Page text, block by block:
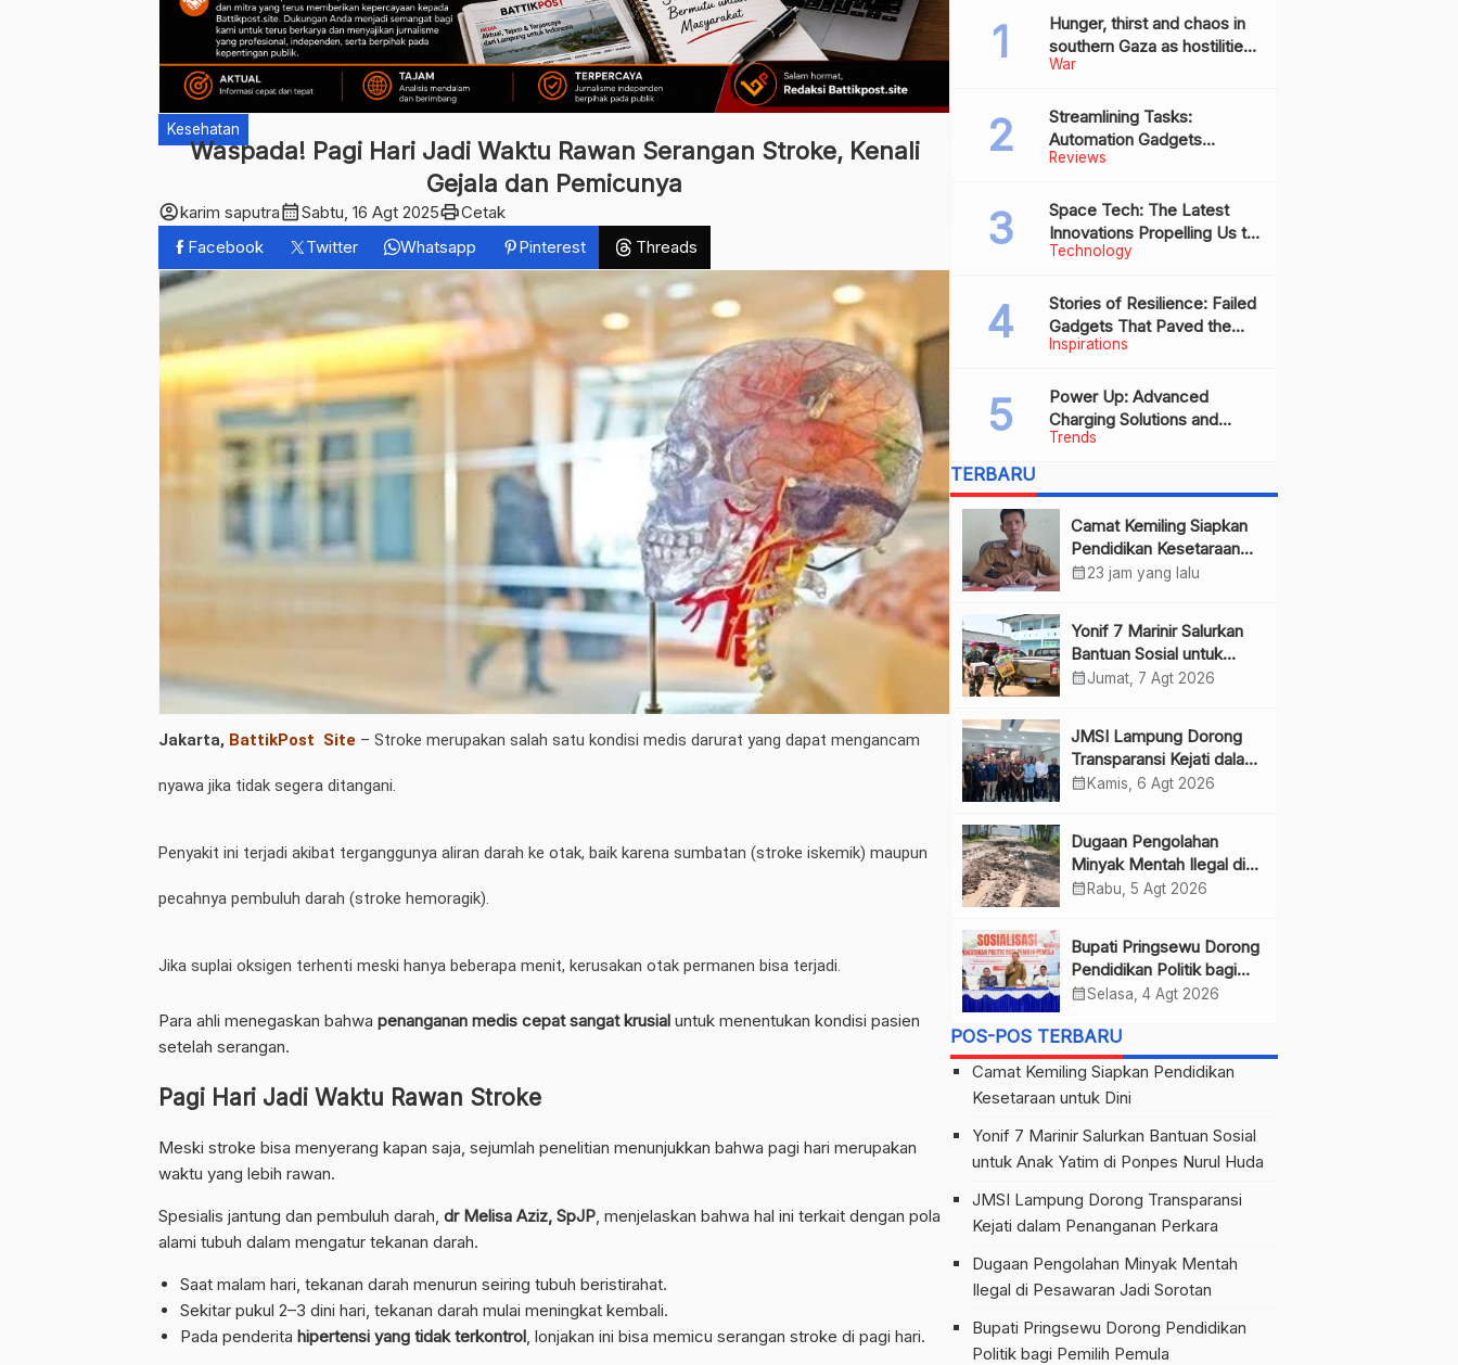
Kesehatan
Waspada! Pagi Hari Jadi Waktu Rawan Serangan Stroke, Kenali
Gejala dan Pemicunya
account_circlekarim saputracalendar_monthSabtu, 16 Agt 2025printCetak
Facebook
Twitter Whatsapp Pinterest Threads
Jakarta, BattikPost Site – Stroke merupakan salah satu kondisi medis darurat yang dapat mengancam
nyawa jika tidak segera ditangani.
Penyakit ini terjadi akibat terganggunya aliran darah ke otak, baik karena sumbatan (stroke iskemik) maupun
pecahnya pembuluh darah (stroke hemoragik).
Jika suplai oksigen terhenti meski hanya beberapa menit, kerusakan otak permanen bisa terjadi.
Para ahli menegaskan bahwa penanganan medis cepat sangat krusial untuk menentukan kondisi pasien
setelah serangan.
Pagi Hari Jadi Waktu Rawan Stroke
Meski stroke bisa menyerang kapan saja, sejumlah penelitian menunjukkan bahwa pagi hari merupakan
waktu yang lebih rawan.
Spesialis jantung dan pembuluh darah, dr Melisa Aziz, SpJP, menjelaskan bahwa hal ini terkait dengan pola
alami tubuh dalam mengatur tekanan darah.
Saat malam hari, tekanan darah menurun seiring tubuh beristirahat.
Sekitar pukul 2–3 dini hari, tekanan darah mulai meningkat kembali.
Pada penderita hipertensi yang tidak terkontrol, lonjakan ini bisa memicu serangan stroke di pagi hari.
War
Hunger, thirst and chaos in
southern Gaza as hostilities
drive humanitarian aid to the
Reviews
Streamlining Tasks:
Automation Gadgets
Revolutionizing Everyday
Technology
Space Tech: The Latest
Innovations Propelling Us to
New Frontiers
Inspirations
Stories of Resilience: Failed
Gadgets That Paved the
Way for Future Successes
Trends
Power Up: Advanced
Charging Solutions and
Battery Tech Innovations
TERBARU
Camat Kemiling Siapkan
Pendidikan Kesetaraan
untuk Dini
calendar_month23 jam yang lalu
Yonif 7 Marinir Salurkan
Bantuan Sosial untuk
Anak Yatim di Ponpes
calendar_monthJumat, 7 Agt 2026
JMSI Lampung Dorong
Transparansi Kejati dalam
Penanganan Perkara
calendar_month Kamis, 6 Agt 2026
Dugaan Pengolahan
Minyak Mentah Ilegal di
Pesawaran Jadi Sorotan
calendar_month Rabu, 5 Agt 2026
Bupati Pringsewu Dorong
Pendidikan Politik bagi
Pemilih Pemula
calendar_monthSelasa, 4 Agt 2026
POS-POS TERBARU
Camat Kemiling Siapkan Pendidikan
Kesetaraan untuk Dini
Yonif 7 Marinir Salurkan Bantuan Sosial
untuk Anak Yatim di Ponpes Nurul Huda
JMSI Lampung Dorong Transparansi
Kejati dalam Penanganan Perkara
Dugaan Pengolahan Minyak Mentah
Ilegal di Pesawaran Jadi Sorotan
Bupati Pringsewu Dorong Pendidikan
Politik bagi Pemilih Pemula